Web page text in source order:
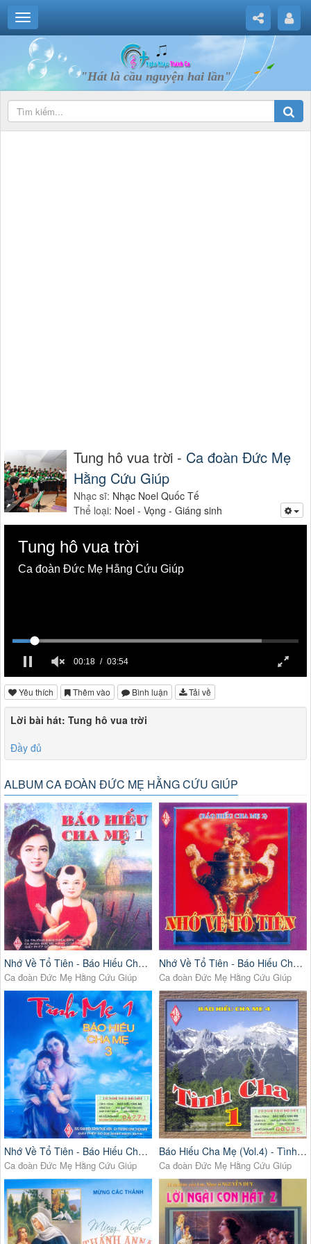
"Hát là cầu nguyện hai lần"
Tung hô vua trời - Ca đoàn Đức Mẹ
Hằng Cứu Giúp
Nhạc sĩ: Nhạc Noel Quốc Tế
Thể loại: Noel - Vọng - Giáng sinh
Tung hô vua trời
Ca đoàn Đức Mẹ Hằng Cứu Giúp
00:18 03:54
Yêu thích Thêm vào Bình luận Tải về
Lời bài hát: Tung hô vua trời
Đầy đủ
ALBUM CA ĐOÀN ĐỨC MẸ HẰNG CỨU GIÚP
Nhớ Về Tổ Tiên - Báo Hiếu Cha Mẹ (Vol.1)
Ca đoàn Đức Mẹ Hằng Cứu Giúp
Nhớ Về Tổ Tiên - Báo Hiếu Cha Mẹ (Vol.2)
Ca đoàn Đức Mẹ Hằng Cứu Giúp
Nhớ Về Tổ Tiên - Báo Hiếu Cha Mẹ (Vol.3)
Ca đoàn Đức Mẹ Hằng Cứu Giúp
Báo Hiếu Cha Mẹ (Vol.4) - Tình Cha 1
Ca đoàn Đức Mẹ Hằng Cứu Giúp